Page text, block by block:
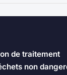
de traitement
non